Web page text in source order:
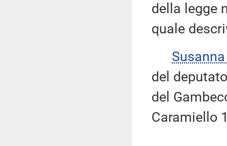
della legge
quale
del
del
Caramiello